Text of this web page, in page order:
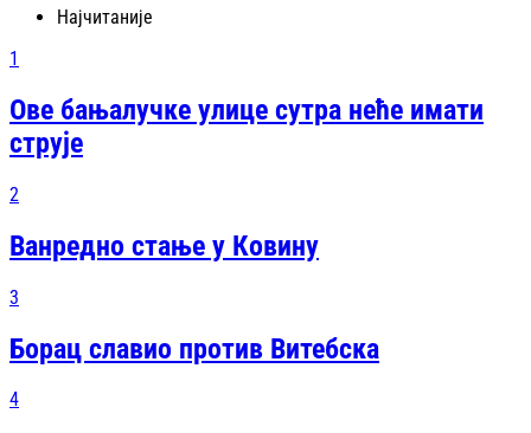
Најчитаније
1
Ове бањалучке улице сутра неће имати
струје
2
Ванредно стање у Ковину
3
Борац славио против Витебска
4